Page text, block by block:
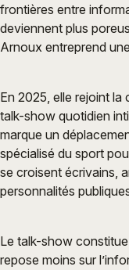
frontières entre
deviennent plus
Arnoux entreprend
En 2025, elle rejoint
talk-show quotidien
marque un
spécialisé du sport
se croisent écrivains,
personnalités
Le talk-show
repose moins sur